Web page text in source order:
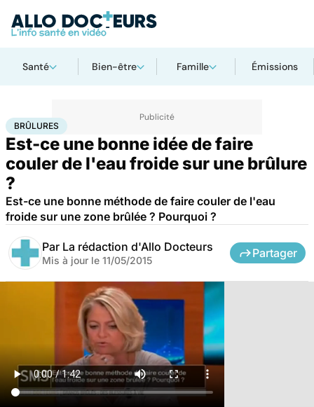
Santé Bien-être Famille Émissions
AccueilSanté Brûlures
BRÛLURES
Est-ce une bonne idée de faire
couler de l'eau froide sur une brûlure
?
Est-ce une bonne méthode de faire couler de l'eau
froide sur une zone brûlée ? Pourquoi ?
Par La rédaction d'Allo Docteurs
Mis à jour le 11/05/2015
Partager